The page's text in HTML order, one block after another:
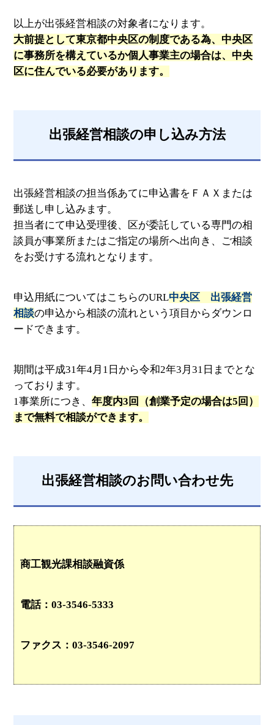
以上が出張経営相談の対象者になります。
大前提として東京都中央区の制度である為、中央区
に事務所を構えているか個人事業主の場合は、中央
区に住んでいる必要があります。
出張経営相談の申し込み方法
出張経営相談の担当係あてに申込書をＦＡＸまたは
郵送し申し込みます。
担当者にて申込受理後、区が委託している専門の相
談員が事業所またはご指定の場所へ出向き、ご相談
をお受けする流れとなります。
申込用紙についてはこちらのURL中央区 出張経営
相談の申込から相談の流れという項目からダウンロ
ードできます。
期間は平成31年4月1日から令和2年3月31日までとな
っております。
1事業所につき、年度内3回（創業予定の場合は5回）
まで無料で相談ができます。
出張経営相談のお問い合わせ先
商工観光課相談融資係
電話：03-3546-5333
ファクス：03-3546-2097